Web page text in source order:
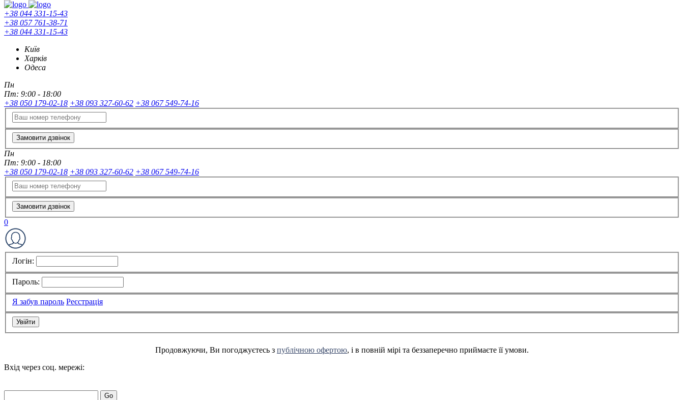
+38 044 331-15-43
+38 057 761-38-71
+38 044 331-15-43
Київ
Харків
Одеса
Пн
Пт: 9:00 - 18:00
+38 050 179-02-18 +38 093 327-60-62 +38 067 549-74-16
Замовити дзвінок
Пн
Пт: 9:00 - 18:00
+38 050 179-02-18 +38 093 327-60-62 +38 067 549-74-16
Замовити дзвінок
0
Логін:
Пароль:
Я забув пароль Реєстрація
Продовжуючи, Ви погоджуєтесь з публічною офертою, і в повній мірі та беззаперечно приймаєте її умови.
Вхід через соц. мережі:
Go